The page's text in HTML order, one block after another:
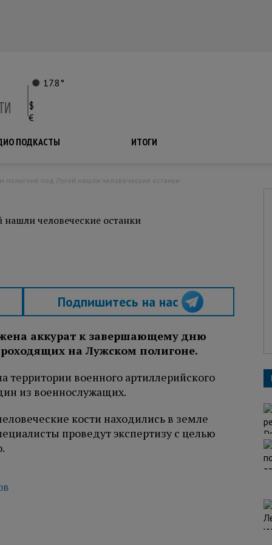
17.8°
$
€
ПОДКАСТЫ ИТОГИ
полигоне под Лугой нашли человеческие останки
человеческие останки
Подпишитесь на нас
аккурат к завершающему дню
на Лужском полигоне.
территории военного артиллерийского
из военнослужащих.
кости находились в земле
проведут экспертизу с целью